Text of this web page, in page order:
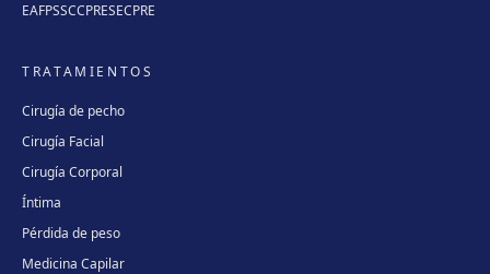
EAFPSSCCPRESECPRE
TRATAMIENTOS
Cirugía de pecho
Cirugía Facial
Cirugía Corporal
Íntima
Pérdida de peso
Medicina Capilar